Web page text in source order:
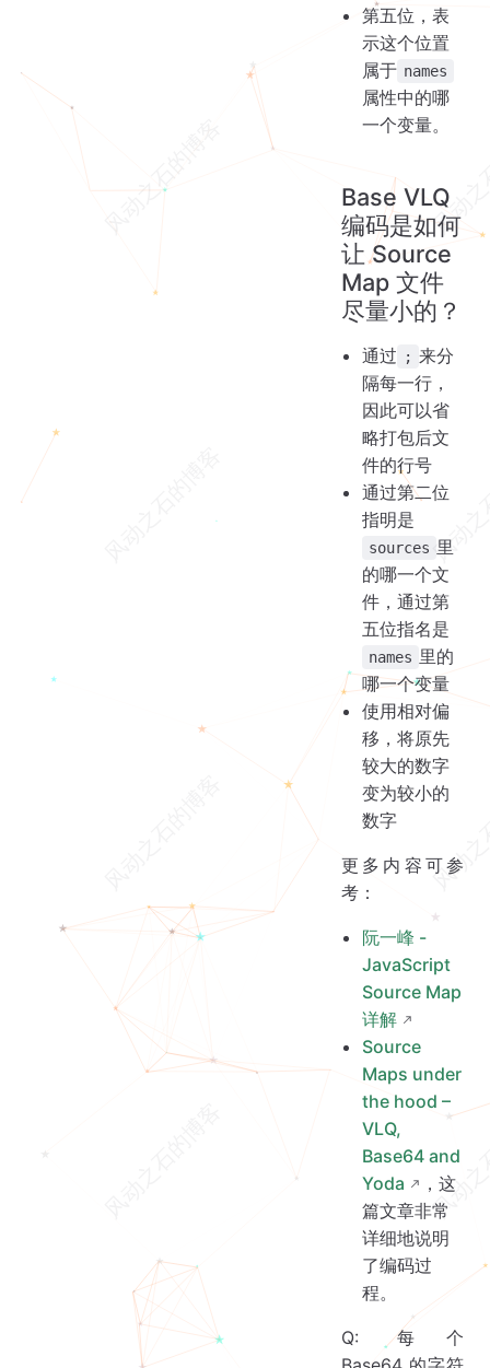
第五位，表
示这个位置
属于 names
属性中的哪
一个变量。
Base VLQ
编码是如何
让 Source
Map 文件
尽量小的？
通过 ; 来分
隔每一行，
因此可以省
略打包后文
件的行号
通过第二位
指明是
sources 里
的哪一个文
件，通过第
五位指名是
names 里的
哪一个变量
使用相对偏
移，将原先
较大的数字
变为较小的
数字
更多内容可参
考：
阮一峰 -
JavaScript
Source Map
详解
Source
Maps under
the hood –
VLQ,
Base64 and
Yoda
，这
篇文章非常
详细地说明
了编码过
程。
Q: 每个